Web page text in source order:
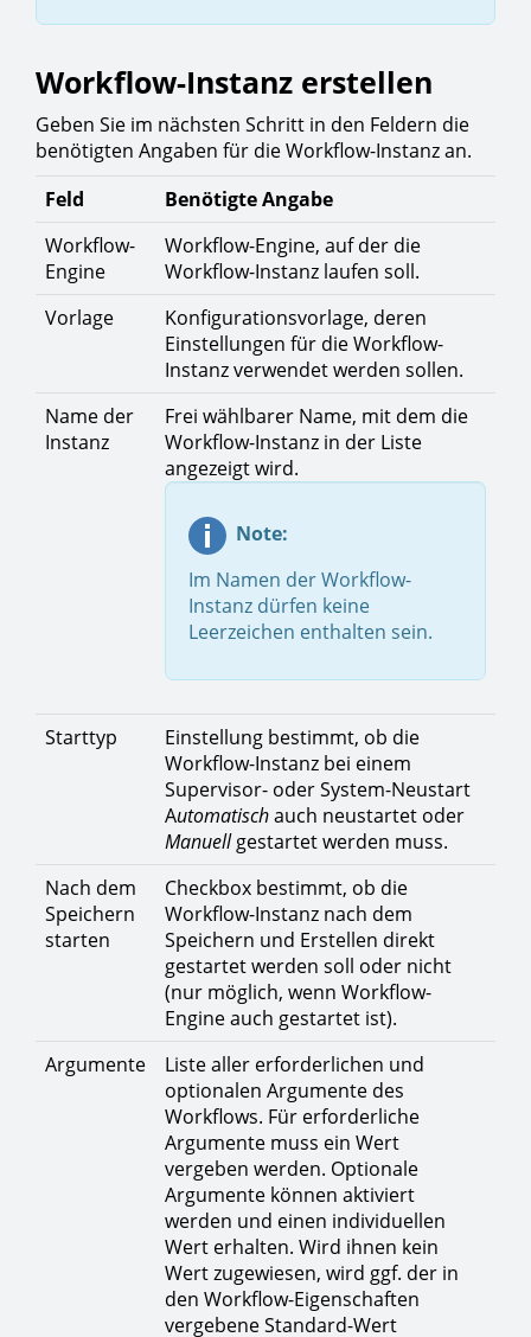
Workflow-Instanz erstellen
Geben Sie im nächsten Schritt in den Feldern die
benötigten Angaben für die Workflow-Instanz an.
Feld
Benötigte Angabe
Workflow-
Engine
Workflow-Engine, auf der die
Workflow-Instanz laufen soll.
Vorlage
Konfigurationsvorlage, deren
Einstellungen für die Workflow-
Instanz verwendet werden sollen.
Name der
Instanz
Frei wählbarer Name, mit dem die
Workflow-Instanz in der Liste
angezeigt wird.
Note:
Im Namen der Workflow-
Instanz dürfen keine
Leerzeichen enthalten sein.
Starttyp
Einstellung bestimmt, ob die
Workflow-Instanz bei einem
Supervisor- oder System-Neustart
Automatischauch neustartet oder
Manuellgestartet werden muss.
Nach dem
Speichern
starten
Checkbox bestimmt, ob die
Workflow-Instanz nach dem
Speichern und Erstellen direkt
gestartet werden soll oder nicht
(nur möglich, wenn Workflow-
Engine auch gestartet ist).
Argumente
Liste aller erforderlichen und
optionalen Argumente des
Workflows. Für erforderliche
Argumente muss ein Wert
vergeben werden. Optionale
Argumente können aktiviert
werden und einen individuellen
Wert erhalten. Wird ihnen kein
Wert zugewiesen, wird ggf. der in
den Workflow-Eigenschaften
vergebene Standard-Wert